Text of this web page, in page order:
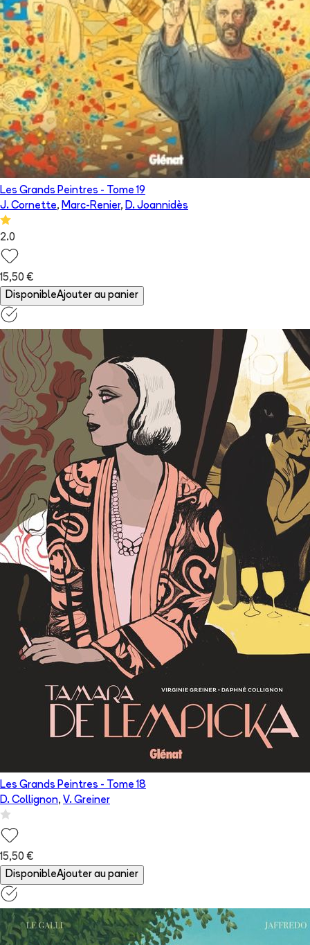
Les Grands Peintres - Tome 19
J. Cornette, Marc-Renier, D. Joannidès
2.0
15,50 €
DisponibleAjouter au panier
Les Grands Peintres - Tome 18
D. Collignon, V. Greiner
15,50 €
DisponibleAjouter au panier